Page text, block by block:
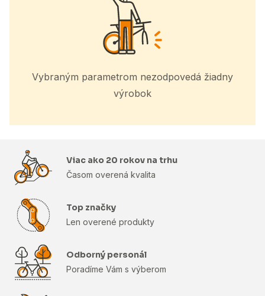
Vybraným parametrom nezodpovedá žiadny
výrobok
Viac ako 20 rokov na trhu
Časom overená kvalita
Top značky
Len overené produkty
Odborný personál
Poradíme Vám s výberom